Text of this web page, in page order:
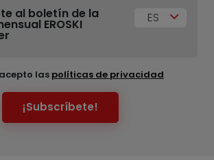
al boletín de la
EROSKI ES
las políticas de privacidad
¡Subscríbete!